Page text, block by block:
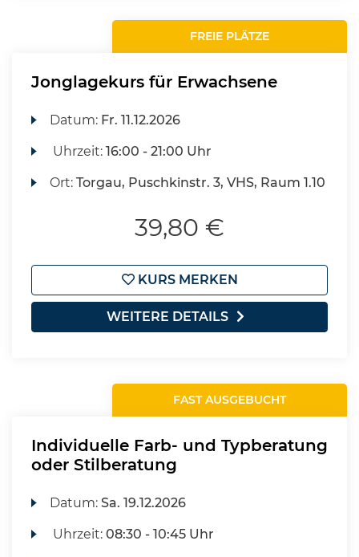
FREIE PLÄTZE
Jonglagekurs für Erwachsene
Datum: Fr. 11.12.2026
Uhrzeit:16:00 - 21:00 Uhr
Ort:Torgau, Puschkinstr. 3, VHS, Raum 1.10
39,80 €
KURS MERKEN
WEITERE DETAILS
FAST AUSGEBUCHT
Individuelle Farb- und Typberatung
oder Stilberatung
Datum:Sa. 19.12.2026
Uhrzeit:08:30 - 10:45 Uhr